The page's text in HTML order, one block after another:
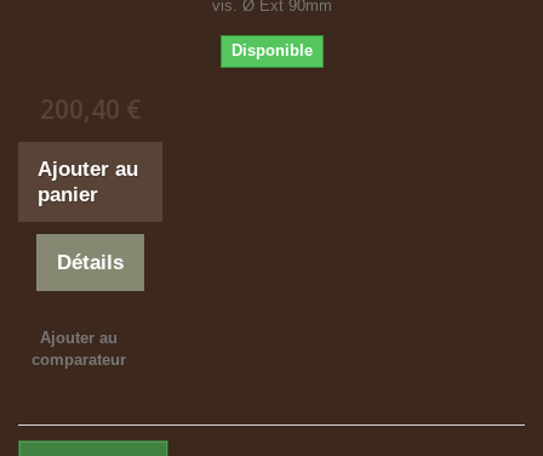
vis. Ø Ext 90mm
Disponible
200,40 €
Ajouter au
panier
Détails
Ajouter au
comparateur